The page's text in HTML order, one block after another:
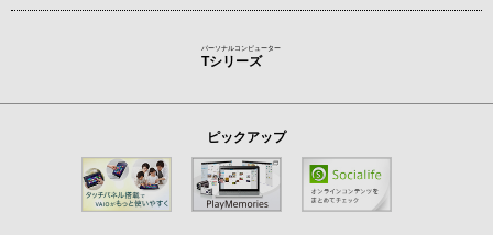
パーソナルコンピューター
Tシリーズ
ピックアップ